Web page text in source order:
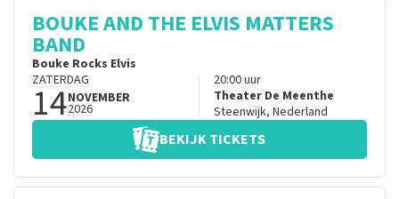
BOUKE AND THE ELVIS MATTERS
BAND
Bouke Rocks Elvis
ZATERDAG
14NOVEMBER
2026
20:00uur
Theater De Meenthe
Steenwijk, Nederland
BEKIJK TICKETS